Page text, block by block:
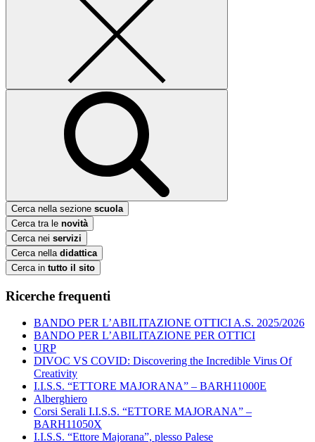
Cerca nella sezione scuola
Cerca tra le novità
Cerca nei servizi
Cerca nella didattica
Cerca in tutto il sito
Ricerche frequenti
BANDO PER L’ABILITAZIONE OTTICI A.S. 2025/2026
BANDO PER L’ABILITAZIONE PER OTTICI
URP
DIVOC VS COVID: Discovering the Incredible Virus Of
Creativity
I.I.S.S. “ETTORE MAJORANA” – BARH11000E
Alberghiero
Corsi Serali I.I.S.S. “ETTORE MAJORANA” –
BARH11050X
I.I.S.S. “Ettore Majorana”, plesso Palese